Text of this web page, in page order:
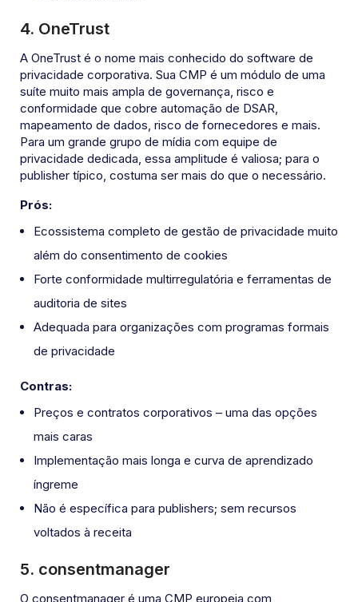
4. OneTrust
A OneTrust é o nome mais conhecido do software de
privacidade corporativa. Sua CMP é um módulo de uma
suíte muito mais ampla de governança, risco e
conformidade que cobre automação de DSAR,
mapeamento de dados, risco de fornecedores e mais.
Para um grande grupo de mídia com equipe de
privacidade dedicada, essa amplitude é valiosa; para o
publisher típico, costuma ser mais do que o necessário.
Prós:
Ecossistema completo de gestão de privacidade muito
além do consentimento de cookies
Forte conformidade multirregulatória e ferramentas de
auditoria de sites
Adequada para organizações com programas formais
de privacidade
Contras:
Preços e contratos corporativos – uma das opções
mais caras
Implementação mais longa e curva de aprendizado
íngreme
Não é específica para publishers; sem recursos
voltados à receita
5. consentmanager
O consentmanager é uma CMP europeia com